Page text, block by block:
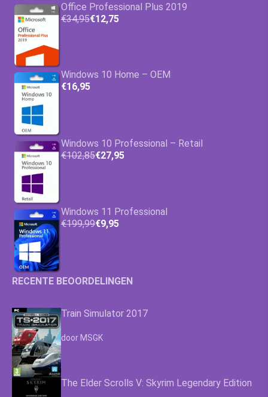
Office Professional Plus 2019
€34,95€12,75
Windows 10 Home – OEM
€16,95
Windows 10 Professional – Retail
€102,85€27,95
Windows 11 Professional
€199,99€9,95
RECENTE BEOORDELINGEN
Train Simulator 2017
Waardering
door MSGK
The Elder Scrolls V: Skyrim Legendary Edition